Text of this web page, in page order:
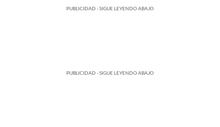
PUBLICIDAD - SIGUE LEYENDO ABAJO
PUBLICIDAD - SIGUE LEYENDO ABAJO